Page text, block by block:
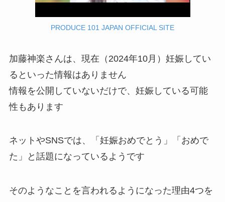
PRODUCE 101 JAPAN OFFICIAL SITE
加藤神楽さんは、現在（2024年10月）妊娠してい
るといった情報はありません
情報を公開していないだけで、妊娠している可能
性もあります
ネットやSNSでは、「妊娠おめでとう」「おめで
た」と話題になっているようです
そのようなことを言われるようになった理由4つを